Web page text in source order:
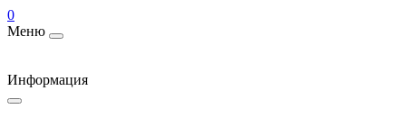
0
Меню
Информация